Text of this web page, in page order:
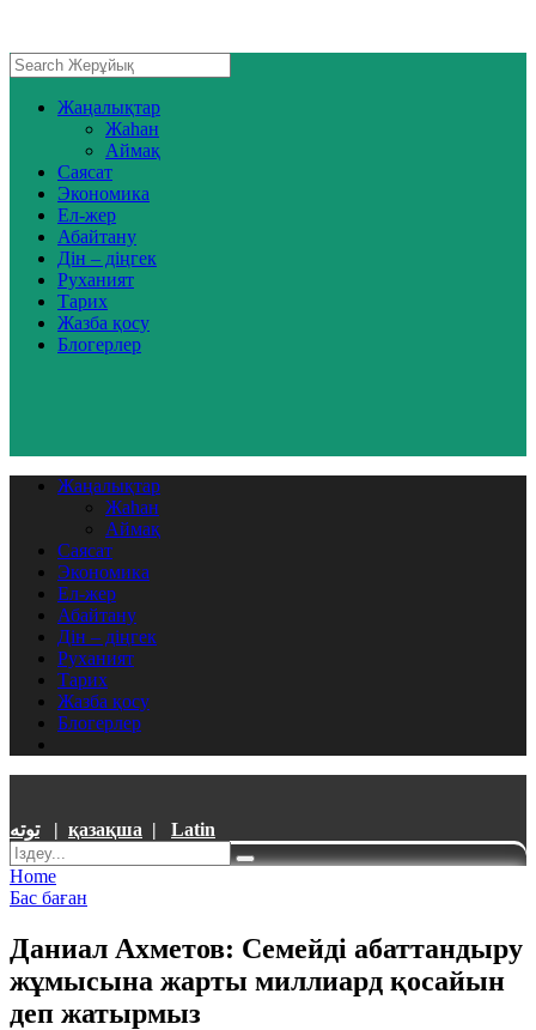
Жаңалықтар
Жаһан
Аймақ
Саясат
Экономика
Ел-жер
Абайтану
Дін – діңгек
Руханият
Тарих
Жазба қосу
Блогерлер
Жаңалықтар
Жаһан
Аймақ
Саясат
Экономика
Ел-жер
Абайтану
Дін – діңгек
Руханият
Тарих
Жазба қосу
Блогерлер
توتە| қазақша | Latin
Home
Бас баған
Даниал Ахметов: Семейді абаттандыру
жұмысына жарты миллиард қосайын
деп жатырмыз